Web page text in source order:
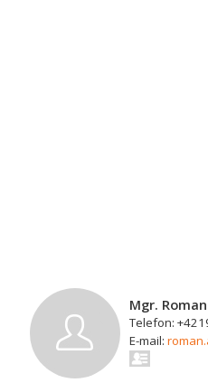
Mgr.
Telefon:
E-mail: